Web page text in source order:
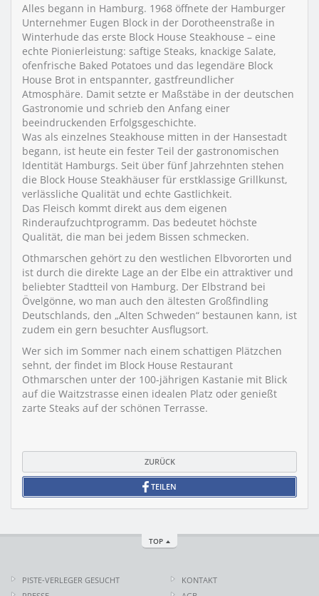
Alles begann in Hamburg. 1968 öffnete der Hamburger
Unternehmer Eugen Block in der Dorotheenstraße in
Winterhude das erste Block House Steakhouse – eine
echte Pionierleistung: saftige Steaks, knackige Salate,
ofenfrische Baked Potatoes und das legendäre Block
House Brot in entspannter, gastfreundlicher
Atmosphäre. Damit setzte er Maßstäbe in der deutschen
Gastronomie und schrieb den Anfang einer
beeindruckenden Erfolgsgeschichte.
Was als einzelnes Steakhouse mitten in der Hansestadt
begann, ist heute ein fester Teil der gastronomischen
Identität Hamburgs. Seit über fünf Jahrzehnten stehen
die Block House Steakhäuser für erstklassige Grillkunst,
verlässliche Qualität und echte Gastlichkeit.
Das Fleisch kommt direkt aus dem eigenen
Rinderaufzucht­programm. Das bedeutet höchste
Qualität, die man bei jedem Bissen schmecken.
Othmarschen gehört zu den westlichen Elbvororten und
ist durch die direkte Lage an der Elbe ein attraktiver und
beliebter Stadtteil von Hamburg. Der Elbstrand bei
Övelgönne, wo man auch den ältesten Großfindling
Deutschlands, den „Alten Schweden“ bestaunen kann, ist
zudem ein gern besuchter Ausflugsort.
Wer sich im Sommer nach einem schattigen Plätzchen
sehnt, der findet im Block House Restaurant
Othmarschen unter der 100-jährigen Kastanie mit Blick
auf die Waitzstrasse einen idealen Platz oder genießt
zarte Steaks auf der schönen Terrasse.
ZURÜCK
TEILEN
TOP
PISTE-VERLEGER GESUCHT
KONTAKT